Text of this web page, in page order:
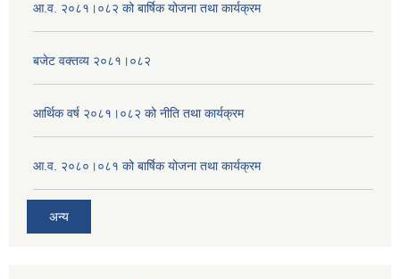
आ.व. २०८१।०८२ को बार्षिक योजना तथा कार्यक्रम
बजेट वक्तव्य २०८१।०८२
आर्थिक वर्ष २०८१।०८२ को नीति तथा कार्यक्रम
आ.व. २०८०।०८१ को बार्षिक योजना तथा कार्यक्रम
अन्य